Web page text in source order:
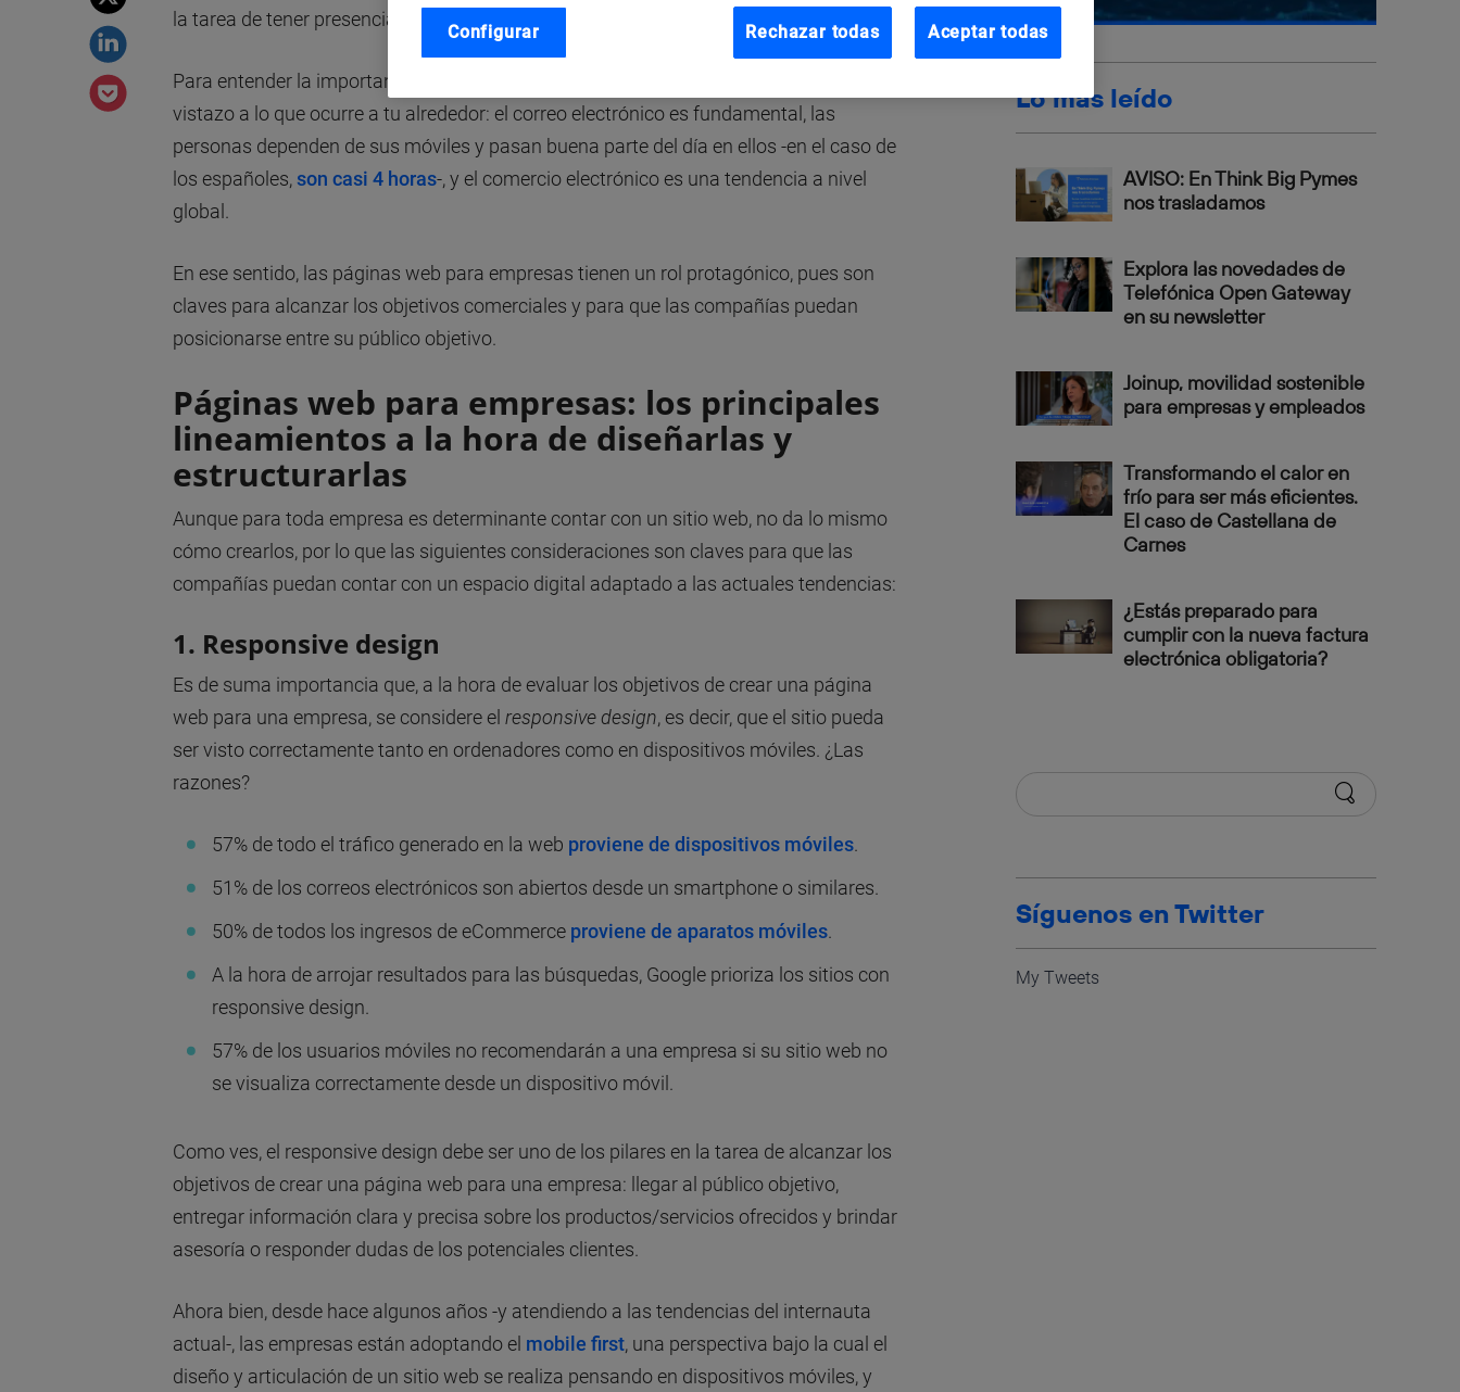
la tarea de tener presencia online.
Para entender la importancia del entorno digital en la actualidad basta con dar un
vistazo a lo que ocurre a tu alrededor: el correo electrónico es fundamental, las
personas dependen de sus móviles y pasan buena parte del día en ellos -en el caso de
los españoles,son casi 4 horas-, y el comercio electrónico es una tendencia a nivel
global.
En ese sentido, las páginas web para empresas tienen un rol protagónico, pues son
claves para alcanzar los objetivos comerciales y para que las compañías puedan
posicionarse entre su público objetivo.
Páginas web para empresas: los principales
lineamientos a la hora de diseñarlas y
estructurarlas
Aunque para toda empresa es determinante contar con un sitio web, no da lo mismo
cómo crearlos, por lo que las siguientes consideraciones son claves para que las
compañías puedan contar con un espacio digital adaptado a las actuales tendencias:
1. Responsive design
Es de suma importancia que, a la hora de evaluar los objetivos de crear una página
web para una empresa, se considere el responsive design, es decir, que el sitio pueda
ser visto correctamente tanto en ordenadores como en dispositivos móviles. ¿Las
razones?
57% de todo el tráfico generado en la web proviene de dispositivos móviles.
51% de los correos electrónicos son abiertos desde un smartphone o similares.
50% de todos los ingresos de eCommerce proviene de aparatos móviles.
A la hora de arrojar resultados para las búsquedas, Google prioriza los sitios con
responsive design.
57% de los usuarios móviles no recomendarán a una empresa si su sitio web no
se visualiza correctamente desde un dispositivo móvil.
Como ves, el responsive design debe ser uno de los pilares en la tarea de alcanzar los
objetivos de crear una página web para una empresa: llegar al público objetivo,
entregar información clara y precisa sobre los productos/servicios ofrecidos y brindar
asesoría o responder dudas de los potenciales clientes.
Ahora bien, desde hace algunos años -y atendiendo a las tendencias del internauta
actual-, las empresas están adoptando el mobile first, una perspectiva bajo la cual el
diseño y articulación de un sitio web se realiza pensando en dispositivos móviles, y
Lo más leído
AVISO: En Think Big Pymes
nos trasladamos
Explora las novedades de
Telefónica Open Gateway
en su newsletter
Joinup, movilidad sostenible
para empresas y empleados
Transformando el calor en
frío para ser más eficientes.
El caso de Castellana de
Carnes
¿Estás preparado para
cumplir con la nueva factura
electrónica obligatoria?
Síguenos en Twitter
My Tweets
Rechazar todas Aceptar todas
Configurar